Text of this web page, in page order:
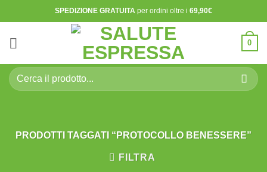
ai
contenuti
SPEDIZIONE GRATUITA per ordini oltre i 69,90€
0
Cerca:
PRODOTTI TAGGATI “PROTOCOLLO BENESSERE”
FILTRA